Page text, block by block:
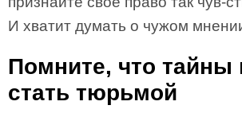
И хватит думать о чужом
Помните, что тайны
стать тюрьмой